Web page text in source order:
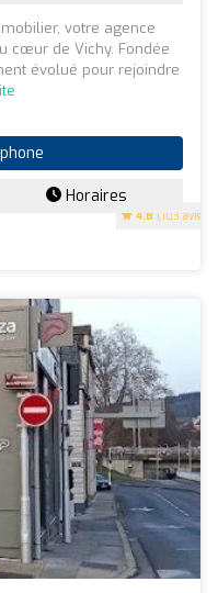
4.8 (103 avis)
votre agence
cœur de Vichy. Fondée
évolué pour rejoindre
Horaires